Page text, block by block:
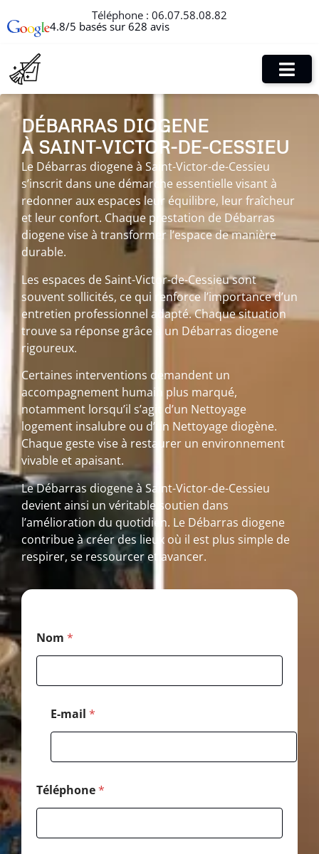
Téléphone : 06.07.58.08.82
4.8/5 basés sur 628 avis
DÉBARRAS DIOGENE
À SAINT-VICTOR-DE-CESSIEU
Le Débarras diogene à Saint-Victor-de-Cessieu
s’inscrit dans une démarche essentielle visant à
redonner aux espaces leur équilibre, leur fraîcheur
et leur confort. Chaque prestation de Débarras
diogene vise à transformer l’espace de manière
durable.
Les espaces de Saint-Victor-de-Cessieu sont
souvent sollicités, ce qui renforce l’importance d’un
entretien professionnel adapté. Chaque situation
trouve sa réponse grâce à un Débarras diogene
rigoureux.
Certaines interventions demandent un
accompagnement humain plus marqué,
notamment lorsqu’il s’agit d’un Nettoyage
logement insalubre ou d’un Nettoyage diogène.
Chaque geste vise à restaurer un environnement
vivable et apaisant.
Le Débarras diogene à Saint-Victor-de-Cessieu
devient ainsi un véritable soutien dans
l’amélioration du quotidien. Le Débarras diogene
contribue à créer des lieux où il est plus simple de
respirer, se ressourcer et avancer.
Nom *
E-mail *
Téléphone*